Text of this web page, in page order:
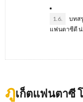
1.6.
บทส
แฟนตาซีดี น่
ภูเก็ตแฟนตาซี